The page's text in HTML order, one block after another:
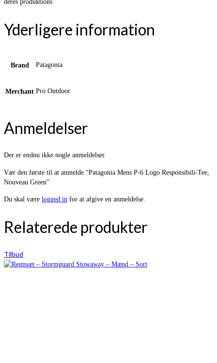
deres produktions
Yderligere information
Brand Patagonia
Merchant Pro Outdoor
Anmeldelser
Der er endnu ikke nogle anmeldelser.
Vær den første til at anmelde “Patagonia Mens P-6 Logo Responsibili-Tee,
Nouveau Green”
Du skal være logged in for at afgive en anmeldelse.
Relaterede produkter
Tilbud